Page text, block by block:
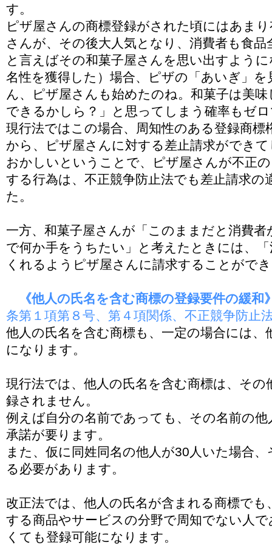
す。
ピザ屋さんの商標登録がされた頃にはあま
さんが、その後大人気となり、消費者も食
と言えばその和菓子屋さんを思い出すよう
名性を獲得した）場合、ピザの「あいぎ」
ん、ピザ屋さんも始めたのね。和菓子は美
できるかしら？」と思ってしまう確率もゼ
現行法ではこの場合、周知性のある登録商標
から、ピザ屋さんに対する差止請求ができ
おかしいということで、ピザ屋さんが不正
する行為は、不正競争防止法でも差止請求の
た。
一方、和菓子屋さんが「このままだと消費
で何か手をうちたい」と考えたときには、
くれるようピザ屋さんに請求することがで
《他人の氏名を含む商標の登録要件の緩和
条第１項第８号、第４項関係、不正競争防止
他人の氏名を含む商標も、一定の場合には、
になります。
現行法では、他人の氏名を含む商標は、そ
録されません。
例えば自分の名前であっても、その名前の
承諾が要ります。
また、仮に同姓同名の他人が30人いた場合
る必要があります。
改正法では、他人の氏名が含まれる商標で
する商品やサービスの分野で周知でない人
くても登録可能になります。